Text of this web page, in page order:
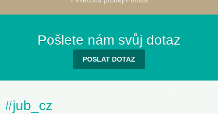
Pošlete nám svůj dotaz
POSLAT DOTAZ
#jub_cz